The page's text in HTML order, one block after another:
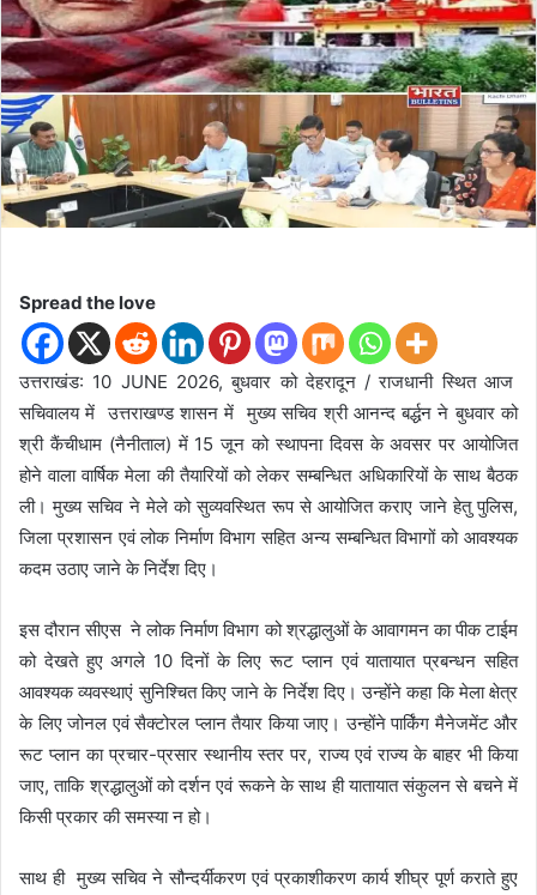
n
e
m
a
Spread the love
उत्तराखंड: 10 JUNE 2026, बुधवार को देहरादून / राजधानी स्थित आज
सचिवालय में उत्तराखण्ड शासन में मुख्य सचिव श्री आनन्द बर्द्धन ने बुधवार को
श्री कैंचीधाम (नैनीताल) में 15 जून को स्थापना दिवस के अवसर पर आयोजित
होने वाला वार्षिक मेला की तैयारियों को लेकर सम्बन्धित अधिकारियों के साथ बैठक
ली। मुख्य सचिव ने मेले को सुव्यवस्थित रूप से आयोजित कराए जाने हेतु पुलिस,
जिला प्रशासन एवं लोक निर्माण विभाग सहित अन्य सम्बन्धित विभागों को आवश्यक
कदम उठाए जाने के निर्देश दिए।
इस दौरान सीएस ने लोक निर्माण विभाग को श्रद्धालुओं के आवागमन का पीक टाईम
को देखते हुए अगले 10 दिनों के लिए रूट प्लान एवं यातायात प्रबन्धन सहित
आवश्यक व्यवस्थाएं सुनिश्चित किए जाने के निर्देश दिए। उन्होंने कहा कि मेला क्षेत्र
के लिए जोनल एवं सैक्टोरल प्लान तैयार किया जाए। उन्होंने पार्किंग मैनेजमेंट और
रूट प्लान का प्रचार-प्रसार स्थानीय स्तर पर, राज्य एवं राज्य के बाहर भी किया
जाए, ताकि श्रद्धालुओं को दर्शन एवं रूकने के साथ ही यातायात संकुलन से बचने में
किसी प्रकार की समस्या न हो।
साथ ही मुख्य सचिव ने सौन्दर्यीकरण एवं प्रकाशीकरण कार्य शीघ्र पूर्ण कराते हुए